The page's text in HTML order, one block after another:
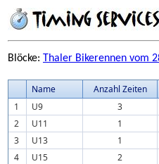
Blöcke: Thaler Bikerennen vom
Name Anzahl Zeiten
1
U9 3
2
U11 1
3
U13 1
4
U15 2